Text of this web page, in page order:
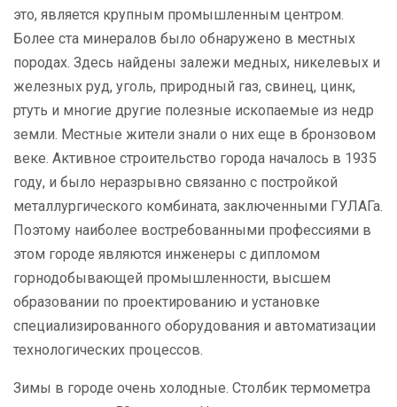
это, является крупным промышленным центром.
Более ста минералов было обнаружено в местных
породах. Здесь найдены залежи медных, никелевых и
железных руд, уголь, природный газ, свинец, цинк,
ртуть и многие другие полезные ископаемые из недр
земли. Местные жители знали о них еще в бронзовом
веке. Активное строительство города началось в 1935
году, и было неразрывно связанно с постройкой
металлургического комбината, заключенными ГУЛАГа.
Поэтому наиболее востребованными профессиями в
этом городе являются инженеры с дипломом
горнодобывающей промышленности, высшем
образовании по проектированию и установке
специализированного оборудования и автоматизации
технологических процессов.
Зимы в городе очень холодные. Столбик термометра